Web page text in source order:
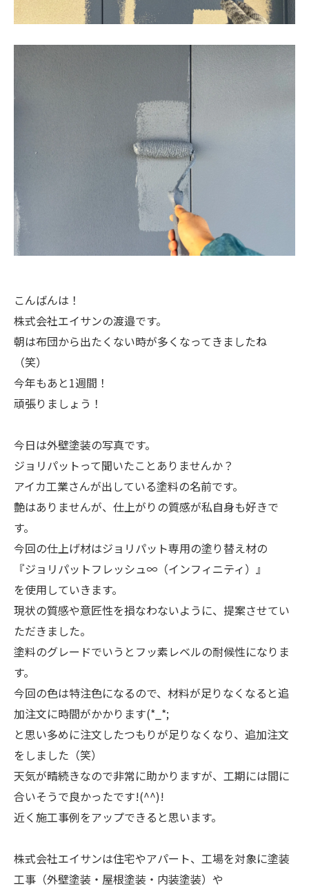
こんばんは！
株式会社エイサンの渡邉です。
朝は布団から出たくない時が多くなってきましたね
（笑）
今年もあと1週間！
頑張りましょう！
今日は外壁塗装の写真です。
ジョリパットって聞いたことありませんか？
アイカ工業さんが出している塗料の名前です。
艶はありませんが、仕上がりの質感が私自身も好きで
す。
今回の仕上げ材はジョリパット専用の塗り替え材の
『ジョリパットフレッシュ∞（インフィニティ）』
を使用していきます。
現状の質感や意匠性を損なわないように、提案させてい
ただきました。
塗料のグレードでいうとフッ素レベルの耐候性になりま
す。
今回の色は特注色になるので、材料が足りなくなると追
加注文に時間がかかります(*_*;
と思い多めに注文したつもりが足りなくなり、追加注文
をしました（笑）
天気が晴続きなので非常に助かりますが、工期には間に
合いそうで良かったです!(^^)!
近く施工事例をアップできると思います。
株式会社エイサンは住宅やアパート、工場を対象に塗装
工事（外壁塗装・屋根塗装・内装塗装）や